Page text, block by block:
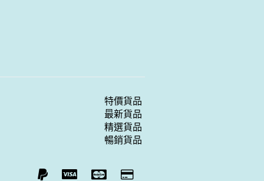
特價貨品
最新貨品
精選貨品
暢銷貨品